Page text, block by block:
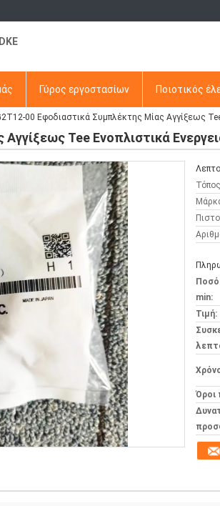
Γύρος εργοστασίων Ποιοτικός
00 Εφοδιαστικά Συμπλέκτης Μίας Αγγίξεως
Tee Ενοπλιστικά
min:
Τιμή:
Όροι